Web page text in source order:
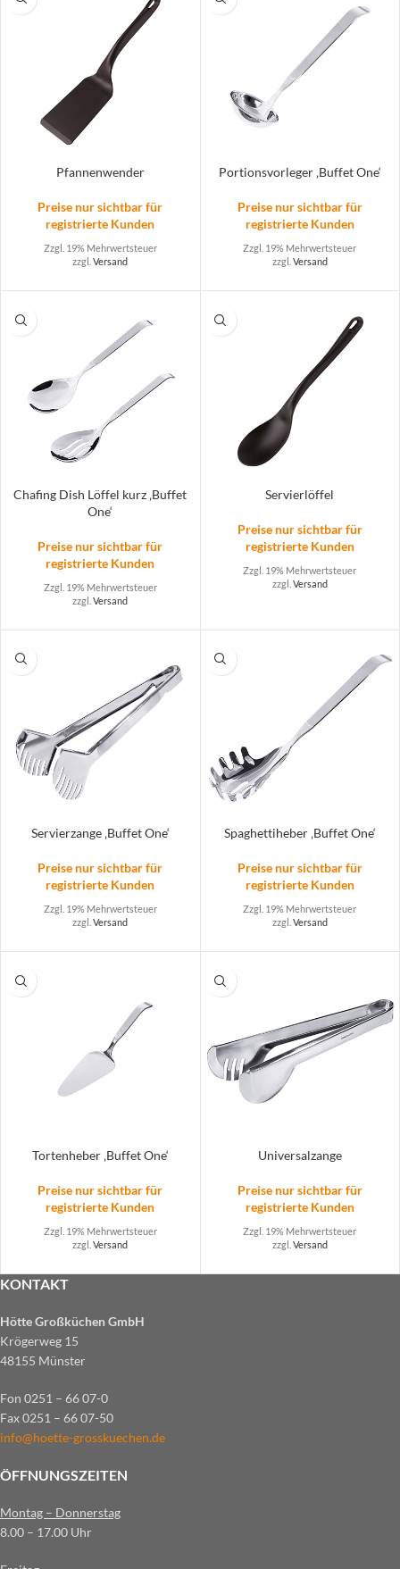
Pfannenwender
Preise nur sichtbar für
registrierte Kunden
Zzgl. 19% Mehrwertsteuer
zzgl.Versand
Portionsvorleger ‚Buffet One‘
Preise nur sichtbar für
registrierte Kunden
Zzgl. 19% Mehrwertsteuer
zzgl. Versand
Chafing Dish Löffel kurz ‚Buffet
One‘
Preise nur sichtbar für
registrierte Kunden
Zzgl. 19% Mehrwertsteuer
zzgl.Versand
Servierlöffel
Preise nur sichtbar für
registrierte Kunden
Zzgl. 19% Mehrwertsteuer
zzgl. Versand
Servierzange ‚Buffet One‘
Preise nur sichtbar für
registrierte Kunden
Zzgl. 19% Mehrwertsteuer
zzgl.Versand
Spaghettiheber ‚Buffet One‘
Preise nur sichtbar für
registrierte Kunden
Zzgl. 19% Mehrwertsteuer
zzgl. Versand
Tortenheber ‚Buffet One‘
Preise nur sichtbar für
registrierte Kunden
Zzgl. 19% Mehrwertsteuer
zzgl.Versand
Universalzange
Preise nur sichtbar für
registrierte Kunden
Zzgl. 19% Mehrwertsteuer
zzgl. Versand
KONTAKT
Hötte Großküchen GmbH
Krögerweg 15
48155 Münster
Fon 0251 – 66 07-0
Fax 0251 – 66 07-50
info@hoette-grosskuechen.de
ÖFFNUNGSZEITEN
Montag – Donnerstag
8.00 – 17.00 Uhr